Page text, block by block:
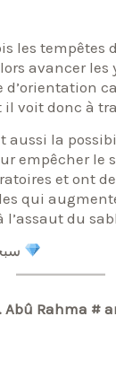
les tempêtes
avancer les
il voit donc à
aussi la
empêcher le
et ont
qui
l’assaut du
Abû Rahma #